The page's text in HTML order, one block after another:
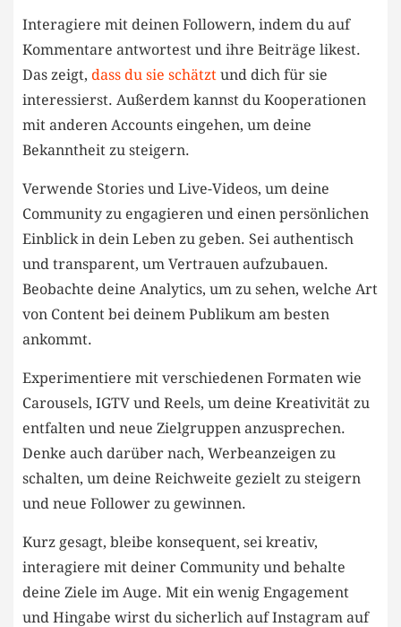
Interagiere‌ mit deinen ⁢Followern,⁤ indem ‍du auf
Kommentare‍ antwortest und ihre Beiträge likest.
Das zeigt, ‌ dass du sie schätzt und dich für ​sie
interessierst. Außerdem kannst ⁣du Kooperationen
mit anderen Accounts eingehen, um ⁢deine
Bekanntheit zu steigern.
Verwende‌ Stories und Live-Videos,​ um deine
Community zu⁤ engagieren​ und einen persönlichen
Einblick in ⁤dein Leben zu geben. Sei authentisch
‌und transparent, um Vertrauen ⁢aufzubauen.
‌Beobachte deine Analytics, um zu sehen, welche Art
von ⁣Content bei deinem Publikum ​am besten
ankommt.
Experimentiere mit ⁣verschiedenen⁢ Formaten wie
Carousels, IGTV und⁤ Reels, um deine Kreativität zu
entfalten ⁢und neue Zielgruppen anzusprechen.
Denke auch darüber nach, Werbeanzeigen ‍zu
schalten, um deine Reichweite gezielt ⁤zu steigern
und neue ⁣Follower zu gewinnen.
Kurz ⁣gesagt, bleibe ⁢konsequent, sei ⁣kreativ,
interagiere mit deiner Community und behalte
deine Ziele im ‌Auge. Mit ⁣ein wenig ​Engagement
und ⁣Hingabe wirst du sicherlich auf Instagram auf